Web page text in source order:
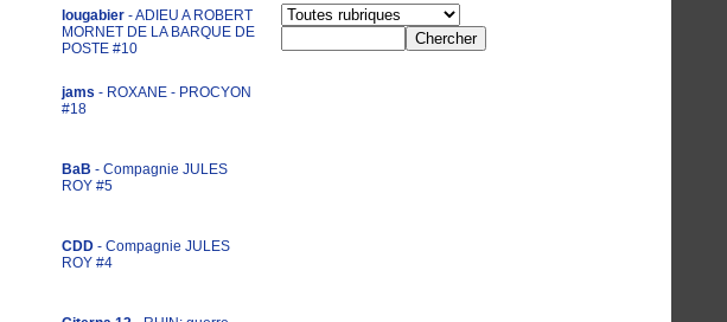
lougabier - ADIEU A ROBERT
MORNET DE LA BARQUE DE
POSTE #10
jams - ROXANE - PROCYON
#18
BaB - Compagnie JULES
ROY #5
CDD - Compagnie JULES
ROY #4